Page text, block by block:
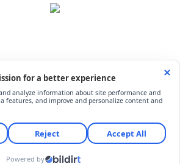
© ShiftDelete.Net